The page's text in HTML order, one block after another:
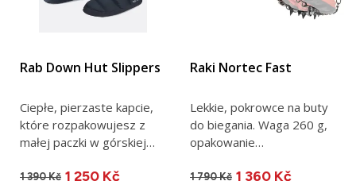
Rab Down Hut Slippers
Ciepłe, pierzaste kapcie,
które rozpakowujesz z
małej paczki w górskiej
1 390 Kč 1 250 Kč
Raki Nortec Fast
Lekkie, pokrowce na buty
do biegania. Waga 260 g,
opakowanie
Przeznaczone do...
1 790 Kč 1 360 Kč